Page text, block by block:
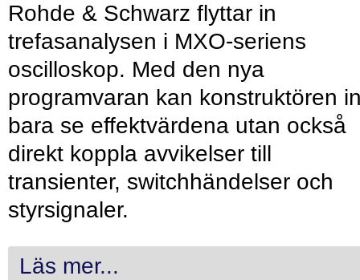
Rohde & Schwarz flyttar in
trefasanalysen i MXO-seriens
oscilloskop. Med den nya
programvaran kan konstruktören
bara se effektvärdena utan också
direkt koppla avvikelser till
transienter, switchhändelser och
styrsignaler.
Läs mer...